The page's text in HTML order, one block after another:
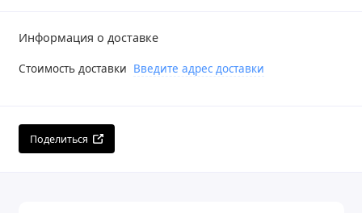
Информация о доставке
Стоимость доставки Введите адрес доставки
Поделиться